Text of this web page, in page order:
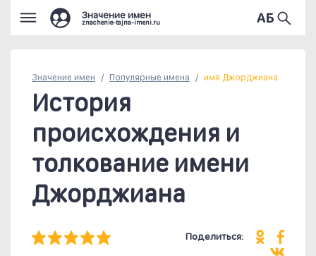
Значение имен
znachenie-tajna-imeni.ru
Значение имен Популярные имена имя Джорджиана
История
происхождения и
толкование имени
Джорджиана
Поделиться: